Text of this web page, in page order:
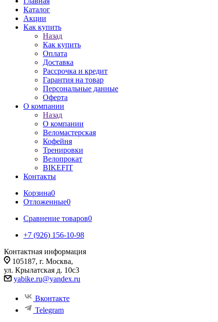
Каталог
Акции
Как купить
Назад
Как купить
Оплата
Доставка
Рассрочка и кредит
Гарантия на товар
Персональные данные
Оферта
О компании
Назад
О компании
Веломастерская
Кофейня
Тренировки
Велопрокат
BIKEFIT
Контакты
Корзина0
Отложенные0
Сравнение товаров0
+7 (926) 156-10-98
Контактная информация
105187, г. Москва,
ул. Крылатская д. 10с3
yabike.ru@yandex.ru
Вконтакте
Telegram